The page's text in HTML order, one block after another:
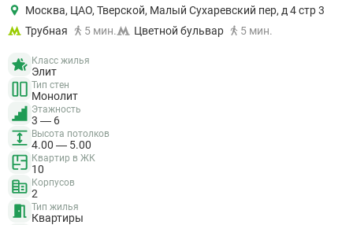
Москва, ЦАО, Тверской, Малый Сухаревский пер, д 4 стр 3
Трубная
5 мин. Цветной бульвар 5 мин.
Класс жилья
Элит
Тип стен
Монолит
Этажность
3 — 6
Высота потолков
4.00 — 5.00
Квартир в ЖК
10
Корпусов
2
Тип жилья
Квартиры